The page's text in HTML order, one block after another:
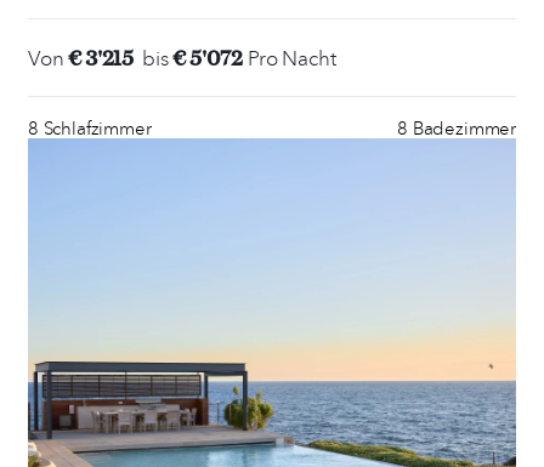
Von€ 3'215 bis€ 5'072 Pro Nacht
8 Schlafzimmer 8 Badezimmer